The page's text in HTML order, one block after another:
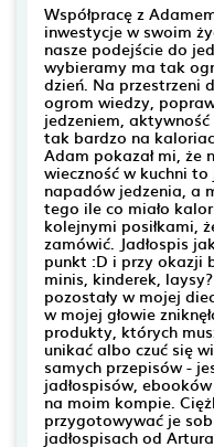
Współpracę z
inwestycje w swoim
nasze podejście do
wybieramy ma tak
dzień. Na przestrzeni
ogrom wiedzy,
jedzeniem,
tak bardzo na
Adam pokazał mi, że
wieczność w kuchni to
napadów jedzenia, a
tego ile co miało
kolejnymi posiłkami,
zamówić. Jadłospis
punkt :D i przy okazji
minis, kinderek,
pozostały w mojej
w mojej głowie
produkty, których
unikać albo czuć się
samych przepisów -
jadłospisów,
na moim kompie.
przygotowywać je
jadłospisach od